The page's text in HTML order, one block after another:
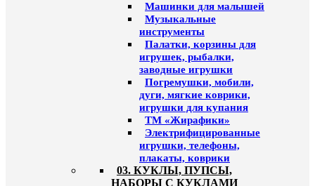
Машинки для малышей
Музыкальные
инструменты
Палатки, корзины для
игрушек, рыбалки,
заводные игрушки
Погремушки, мобили,
дуги, мягкие коврики,
игрушки для купания
ТМ «Жирафики»
Электрифицированные
игрушки, телефоны,
плакаты, коврики
03. КУКЛЫ, ПУПСЫ,
НАБОРЫ С КУКЛАМИ